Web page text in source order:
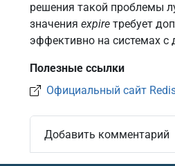
решения такой проблемы
значения expire требует
эффективно на системах
Полезные ссылки
Официальный сайт
Добавить комментарий